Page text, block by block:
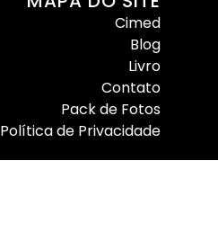
Cimed
Blog
Livro
Contato
Pack de Fotos
Política de Privacidade